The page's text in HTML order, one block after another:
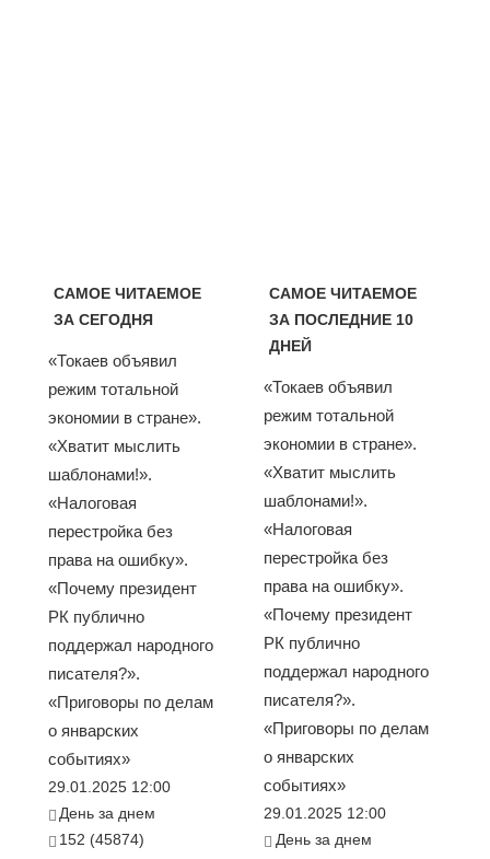
САМОЕ ЧИТАЕМОЕ
ЗА СЕГОДНЯ
«Токаев объявил
режим тотальной
экономии в стране».
«Хватит мыслить
шаблонами!».
«Налоговая
перестройка без
права на ошибку».
«Почему президент
РК публично
поддержал народного
писателя?».
«Приговоры по делам
о январских
событиях»
29.01.2025 12:00
День за днем
152 (45874)
САМОЕ ЧИТАЕМОЕ
ЗА ПОСЛЕДНИЕ 10
ДНЕЙ
«Токаев объявил
режим тотальной
экономии в стране».
«Хватит мыслить
шаблонами!».
«Налоговая
перестройка без
права на ошибку».
«Почему президент
РК публично
поддержал народного
писателя?».
«Приговоры по делам
о январских
событиях»
29.01.2025 12:00
День за днем